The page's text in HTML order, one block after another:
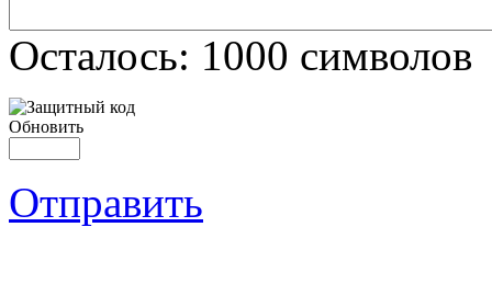
Осталось: 1000 символов
Обновить
Отправить